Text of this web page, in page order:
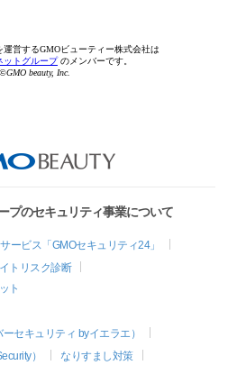
運営するGMOビューティー株式会社は
ットグループのメンバーです。
©GMO beauty, Inc.
プのセキュリティ事業について
ービス「GMOセキュリティ24」
トリスク診断
ト
セキュリティ byイエラエ）
）
なりすまし対策